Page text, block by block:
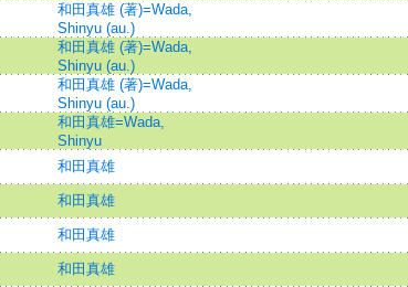
和田真雄 (著)=Wada,
Shinyu (au.)
和田真雄 (著)=Wada,
Shinyu (au.)
和田真雄 (著)=Wada,
Shinyu (au.)
和田真雄=Wada,
Shinyu
和田真雄
和田真雄
和田真雄
和田真雄